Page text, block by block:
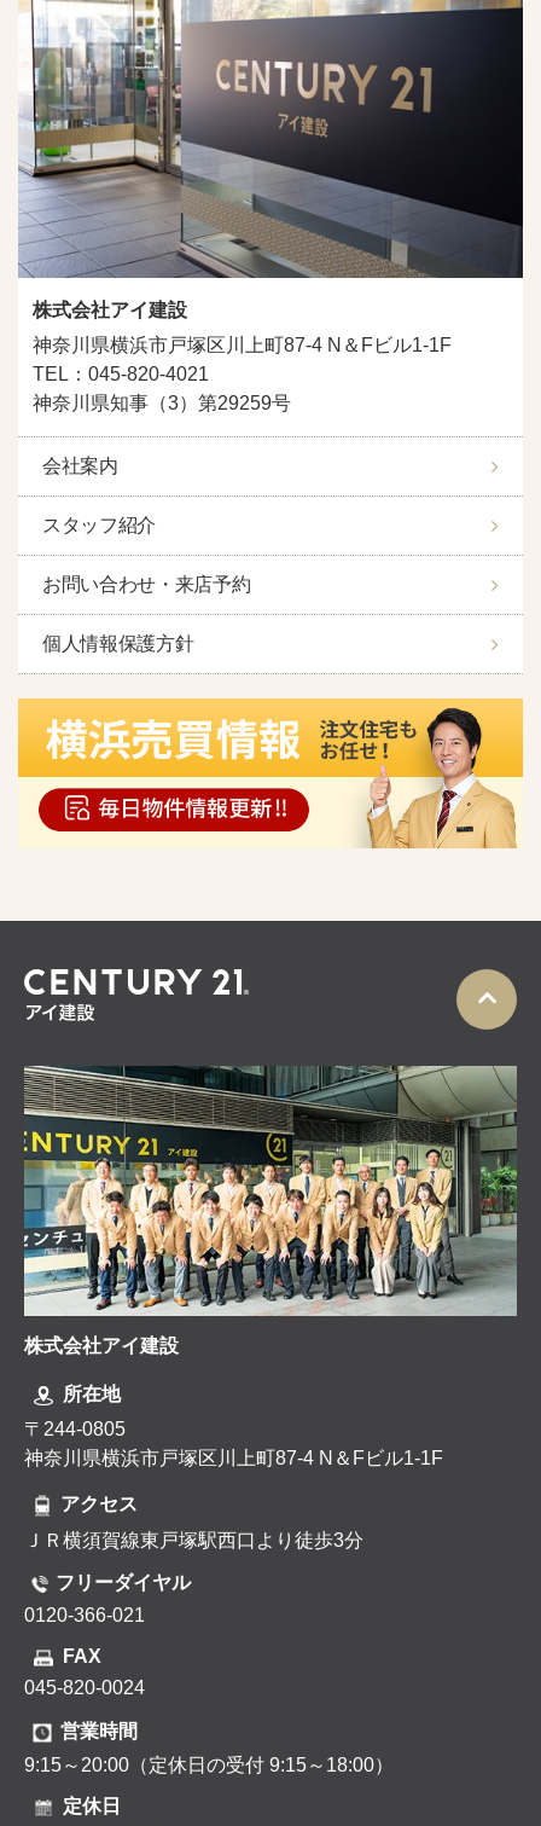
株式会社アイ建設
神奈川県横浜市戸塚区川上町87-4 N＆Fビル1-1F
TEL：045-820-4021
神奈川県知事（3）第29259号
会社案内
スタッフ紹介
お問い合わせ・来店予約
個人情報保護方針
株式会社アイ建設
所在地
〒244-0805
神奈川県横浜市戸塚区川上町87-4 N＆Fビル1-1F
アクセス
ＪＲ横須賀線東戸塚駅西口より徒歩3分
フリーダイヤル
0120-366-021
FAX
045-820-0024
営業時間
9:15～20:00（定休日の受付 9:15～18:00）
定休日